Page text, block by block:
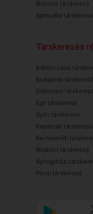
Motoros társkereső
Spirituális társkereső
Társkeresés
Békéscsabai
Budapesti társkereső
Debreceni társkereső
Egri társkereső
Győri társkereső
Kaposvári társkereső
Kecskeméti
Miskolci társkereső
Nyíregyházi
Pécsi társkereső